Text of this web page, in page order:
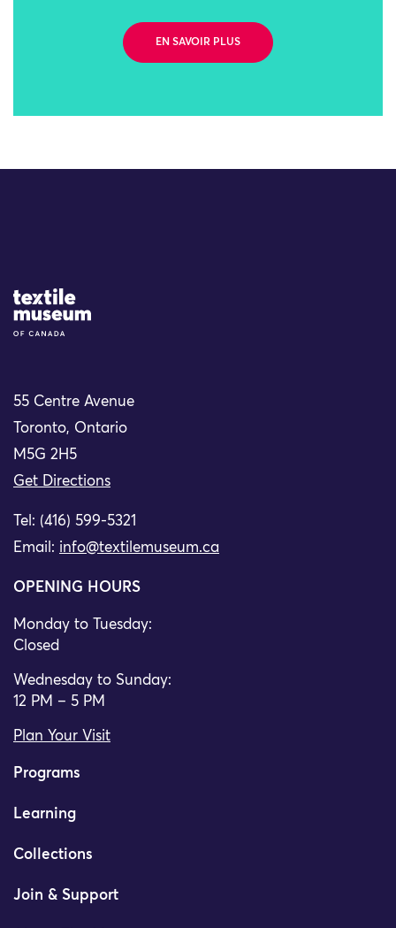
EN SAVOIR PLUS
Site Logo
55 Centre Avenue
Toronto, Ontario
M5G 2H5
Get Directions
Tel: (416) 599-5321
Email: info@textilemuseum.ca
OPENING HOURS
Monday to Tuesday:
Closed
Wednesday to Sunday:
12 PM – 5 PM
Plan Your Visit
Programs
Learning
Collections
Join & Support